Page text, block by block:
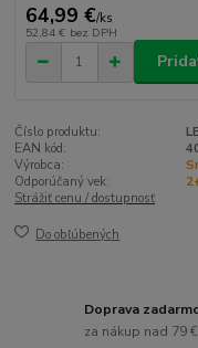
64,99 €/ks
52,84 € bez DPH
Číslo produktu:
EAN kód:
Výrobca:
Odporúčaný vek:
Strážiť cenu / dostupnosť
Do obľúbených
Doprava
za nákup nad 79 €